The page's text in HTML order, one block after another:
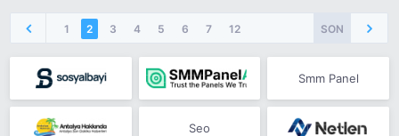
1 2 3 4 5 6 7 12 SON
Smm Panel
Seo